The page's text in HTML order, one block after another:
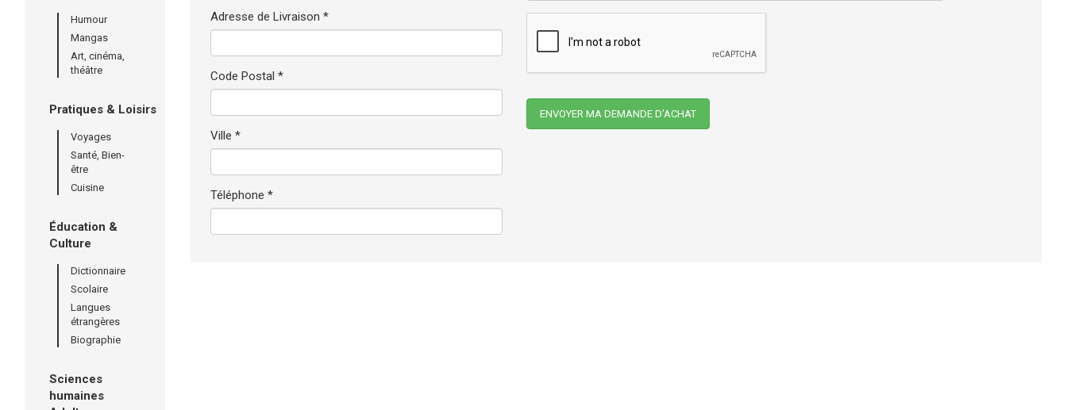
Humour
Mangas
Art, cinéma,
théâtre
Pratiques & Loisirs
Voyages
Santé, Bien-
être
Cuisine
Éducation &
Culture
Dictionnaire
Scolaire
Langues
étrangères
Biographie
Sciences
humaines
Adresse de Livraison *
Code Postal *
Ville *
Téléphone *